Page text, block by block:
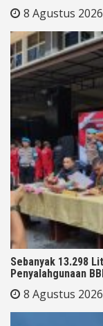
8 Agustus 2026
Sebanyak 13.298
Penyalahgunaan
8 Agustus 2026